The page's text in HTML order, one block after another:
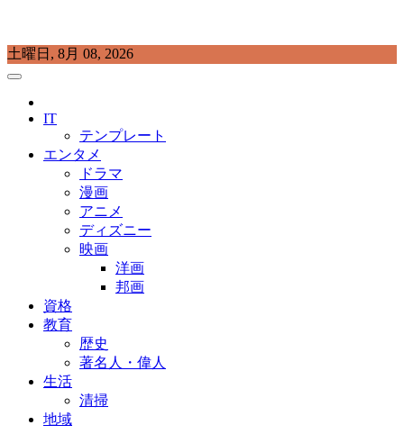
Skip
to
content
土曜日, 8月 08, 2026
IT
テンプレート
エンタメ
ドラマ
漫画
アニメ
ディズニー
映画
洋画
邦画
資格
教育
歴史
著名人・偉人
生活
清掃
地域